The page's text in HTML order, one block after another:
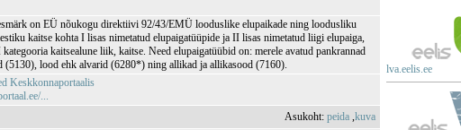
lva.eelis.ee
on EÜ nõukogu direktiivi 92/43/EMÜ looduslike elupaikade ning loodusliku
kaitse kohta I lisas nimetatud elupaigatüüpide ja II lisas nimetatud liigi elupaiga,
kaitsealune liik, kaitse. Need elupaigatüübid on: merele avatud pankrannad
(5130), lood ehk alvarid (6280*) ning allikad ja allikasood (7160).
Keskkonnaportaalis
...
Asukoht:peida ,kuva